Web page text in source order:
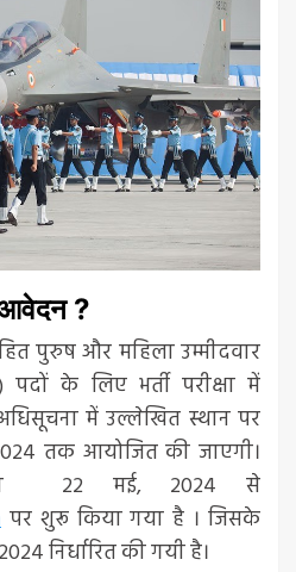
?
पुरुष और महिला उम्मीदवार
पदों के लिए भर्ती परीक्षा में
में उल्लेखित स्थान पर
तक आयोजित की जाएगी।
22 मई, 2024 से
पर शुरू किया गया है । जिसके
निर्धारित की गयी है।